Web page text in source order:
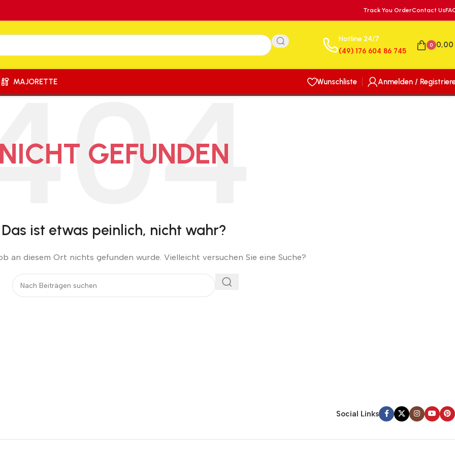
Track You OrderContact Us
Hotline 24/7
(49) 176 604 86 745
0 0,00
MAJORETTE Wunschliste Anmelden /
NICHT GEFUNDEN
Das ist etwas peinlich, nicht wahr?
an diesem Ort nichts gefunden wurde. Vielleicht versuchen Sie eine Suche?
Social Links